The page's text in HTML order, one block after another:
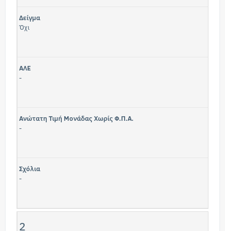
Δείγμα
Όχι
ΑΛΕ
-
Ανώτατη Τιμή Μονάδας Χωρίς Φ.Π.Α.
-
Σχόλια
-
2